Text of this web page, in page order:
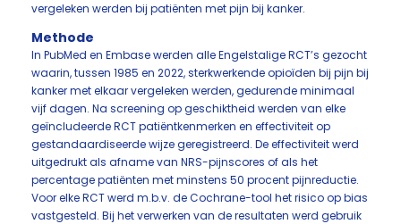
vergeleken werden bij patiënten met pijn bij kanker.
Methode
In PubMed en Embase werden alle Engelstalige RCT’s gezocht
waarin, tussen 1985 en 2022, sterkwerkende opioïden bij pijn bij
kanker met elkaar vergeleken werden, gedurende minimaal
vijf dagen. Na screening op geschiktheid werden van elke
geïncludeerde RCT patiëntkenmerken en effectiviteit op
gestandaardiseerde wijze geregistreerd. De effectiviteit werd
uitgedrukt als afname van NRS-pijnscores of als het
percentage patiënten met minstens 50 procent pijnreductie.
Voor elke RCT werd m.b.v. de Cochrane-tool het risico op bias
vastgesteld. Bij het verwerken van de resultaten werd gebruik